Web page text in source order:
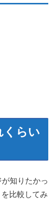
くらい
知りたかっ
比較してみ